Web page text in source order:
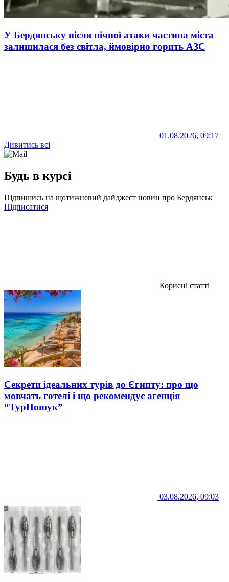
У Бердянську після нічної атаки частина міста
залишилася без світла, ймовірно горить АЗС
01.08.2026, 09:17
Дивитись всі
Будь в курсі
Підпишись на щотижневий дайджест новин про Бердянськ
Підписатися
Корисні статті
Секрети ідеальних турів до Єгипту: про що
мовчать готелі і що рекомендує агенція
“ТурПошук”
03.08.2026, 09:03